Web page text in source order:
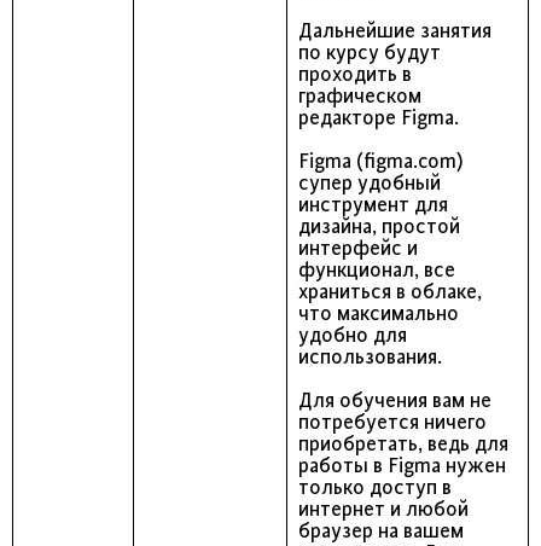
Дальнейшие занятия
по курсу будут
проходить в
графическом
редакторе Figma.
Figma (figma.com)
супер удобный
инструмент для
дизайна, простой
интерфейс и
функционал, все
храниться в облаке,
что максимально
удобно для
использования.
Для обучения вам не
потребуется ничего
приобретать, ведь для
работы в Figma нужен
только доступ в
интернет и любой
браузер на вашем